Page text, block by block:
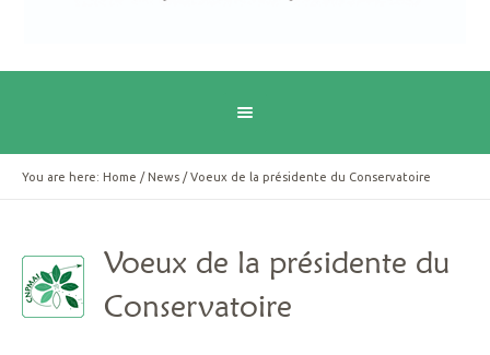
You are here: Home / News / Voeux de la présidente du Conservatoire
Voeux de la présidente du
Conservatoire